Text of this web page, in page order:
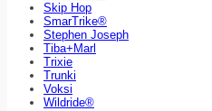
Skip Hop
SmarTrike®
Stephen Joseph
Tiba+Marl
Trixie
Trunki
Voksi
Wildride®